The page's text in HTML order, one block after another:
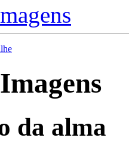
da alma